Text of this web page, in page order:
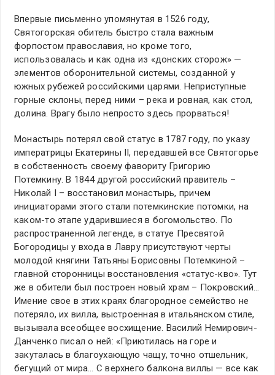
Впервые письменно упомянутая в 1526 году,
Святогорская обитель быстро стала важным
форпостом православия, но кроме того,
использовалась и как одна из «донских сторож» —
элементов оборонительной системы, созданной у
южных рубежей российскими царями. Неприступные
горные склоны, перед ними – река и ровная, как стол,
долина. Врагу было непросто здесь прорваться!
Монастырь потерял свой статус в 1787 году, по указу
императрицы Екатерины II, передавшей все Святогорье
в собственность своему фавориту Григорию
Потемкину. В 1844 другой российский правитель –
Николай I – восстановил монастырь, причем
инициаторами этого стали потемкинские потомки, на
каком-то этапе ударившиеся в богомольство. По
распространенной легенде, в статуе Пресвятой
Богородицы у входа в Лавру присутствуют черты
молодой княгини Татьяны Борисовны Потемкиной –
главной сторонницы восстановления «статус-кво». Тут
же в обители был построен новый храм – Покровский…
Имение свое в этих краях благородное семейство не
потеряло, их вилла, выстроенная в итальянском стиле,
вызывала всеобщее восхищение. Василий Немирович-
Данченко писал о ней: «Приютилась на горе и
закуталась в благоухающую чащу, точно отшельник,
бегущий от мира… С верхнего балкона виллы — все как